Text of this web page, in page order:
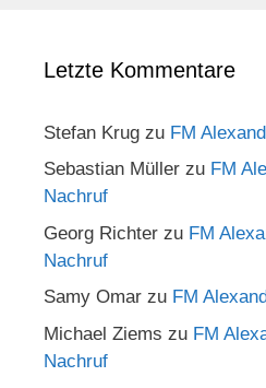
Letzte Kommentare
Stefan Krug zu FM
Sebastian Müller zu FM
Nachruf
Georg Richter zu FM
Nachruf
Samy Omar zu FM
Michael Ziems zu FM
Nachruf